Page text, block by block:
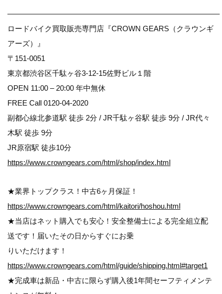
————————————————————————————–
ロードバイク買取販売専門店『CROWN GEARS（クラウンギ
アーズ）』
〒151-0051
東京都渋谷区千駄ヶ谷3-12-15佐野ビル１階
OPEN 11:00 – 20:00 年中無休
FREE Call 0120-04-2020
副都心線北参道駅 徒歩 2分 / JR千駄ヶ谷駅 徒歩 9分 / JR代々
木駅 徒歩 9分
JR原宿駅 徒歩10分
https://www.crowngears.com/html/shop/index.html
★業界トップクラス！中古6ヶ月保証！
https://www.crowngears.com/html/kaitori/hoshou.html
★当店はネット購入でも安心！安全整備士による完全組立配
送です！届いたその日からすぐにお乗
りいただけます！
https://www.crowngears.com/html/guide/shipping.html#target1
★完成車は新品・中古に限らず購入後1年間セーフティメンテ